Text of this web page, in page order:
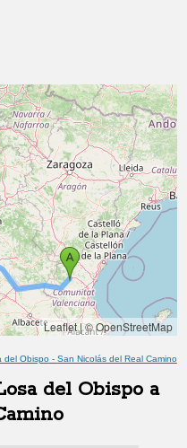
Leaflet|© OpenStreetMap
del Obispo- San Nicolás del Real Camino
del Obispo a